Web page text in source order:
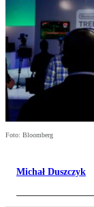
Foto: Bloomberg
Michał Duszczyk